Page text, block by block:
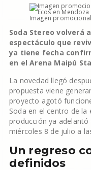
Imagen
Soda Stereo volverá
espectáculo que
ya tiene fecha
en el Arena Maipú
La novedad llegó
propuesta viene
proyecto agotó
Soda en el centro de la
producción ya
miércoles 8 de julio a
Un regreso
definidos